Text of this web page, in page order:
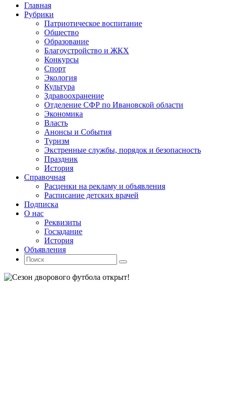
Промотать
содержимому
Главная
Рубрики
Патриотическое воспитание
Общество
Образование
Благоустройство и ЖКХ
Конкурсы
Спорт
Экология
Культура
Здравоохранение
Отделение СФР по Ивановской области
Экономика
Власть
Анонсы и События
Туризм
Экстренные службы, порядок и безопасность
Праздник
История
Справочная
Расценки на рекламу и объявления
Расписание детских врачей
Подписка
О нас
Реквизиты
Госзадание
История
Объявления
Поиск
Искать:
Поиск